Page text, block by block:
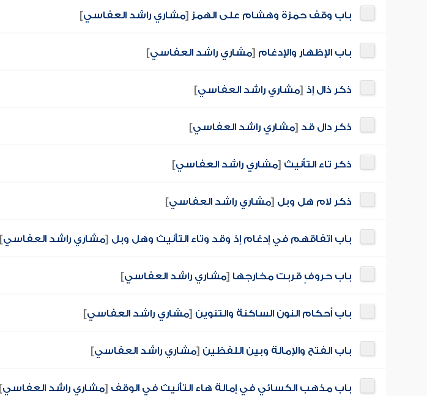
باب وقف حمزة وهشام على الهمز [مشاري راشد العفاسي]
باب الإظهار والإدغام [مشاري راشد العفاسي]
ذكر ذال إذ [مشاري راشد العفاسي]
ذكر دال قد [مشاري راشد العفاسي]
ذكر تاء التأنيث [مشاري راشد العفاسي]
ذكر لام هل وبل [مشاري راشد العفاسي]
باب اتفاقهم في إدغام إذ وقد وتاء التأنيث وهل وبل [مشاري راشد العفاسي]
باب حروفٍ قربت مخارجها [مشاري راشد العفاسي]
باب أحكام النون الساكنة والتنوين [مشاري راشد العفاسي]
باب الفتح والإمالة وبين اللفظين [مشاري راشد العفاسي]
باب مذهب الكسائي في إمالة هاء التأنيث في الوقف [مشاري راشد العفاسي]